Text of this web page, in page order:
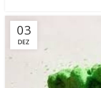
03
DEZ